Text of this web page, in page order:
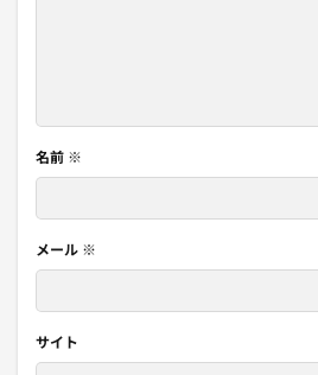
名前 ※
メール ※
サイト